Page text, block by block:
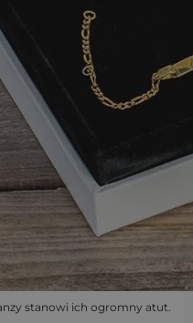
stanowi ich ogromny atut.